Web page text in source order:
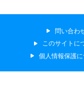
問い合わ
このサイトに
個人情報保護